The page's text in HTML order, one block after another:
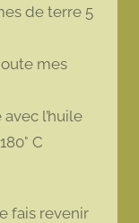
de terre 5
mes
l’huile
C
fais revenir